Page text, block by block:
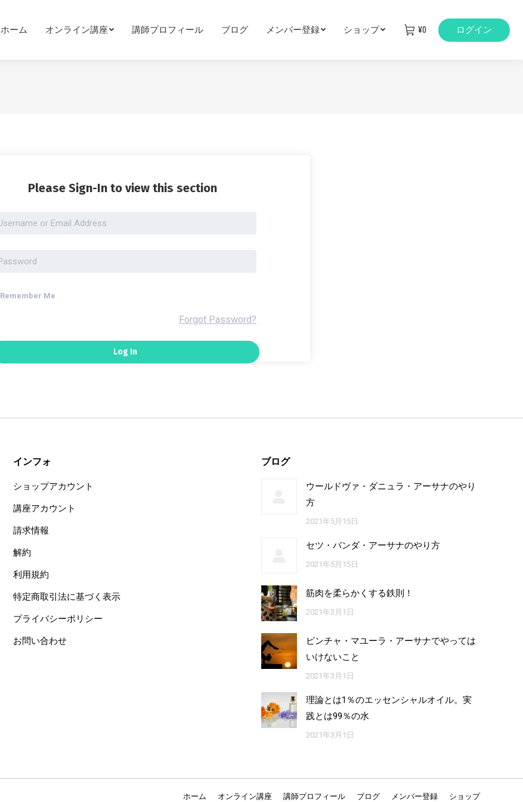
ホーム オンライン講座 講師プロフィール ブログ メンバー登録 ショップ ¥0 ログイン
Please Sign-In to view this section
Remember Me
Forgot Password?
インフォ
ショップアカウント
講座アカウント
請求情報
解約
利用規約
特定商取引法に基づく表示
プライバシーポリシー
お問い合わせ
ブログ
ウールドヴァ・ダニュラ・アーサナのやり
方
2021年5月15日
セツ・バンダ・アーサナのやり方
2021年5月15日
筋肉を柔らかくする鉄則！
2021年3月1日
ピンチャ・マユーラ・アーサナでやっては
いけないこと
2021年3月1日
理論とは1％のエッセンシャルオイル。実
践とは99％の水
2021年3月1日
ホーム オンライン講座 講師プロフィール ブログ メンバー登録 ショップ